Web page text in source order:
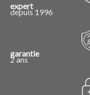
expert
depuis 1996
garantie
2 ans